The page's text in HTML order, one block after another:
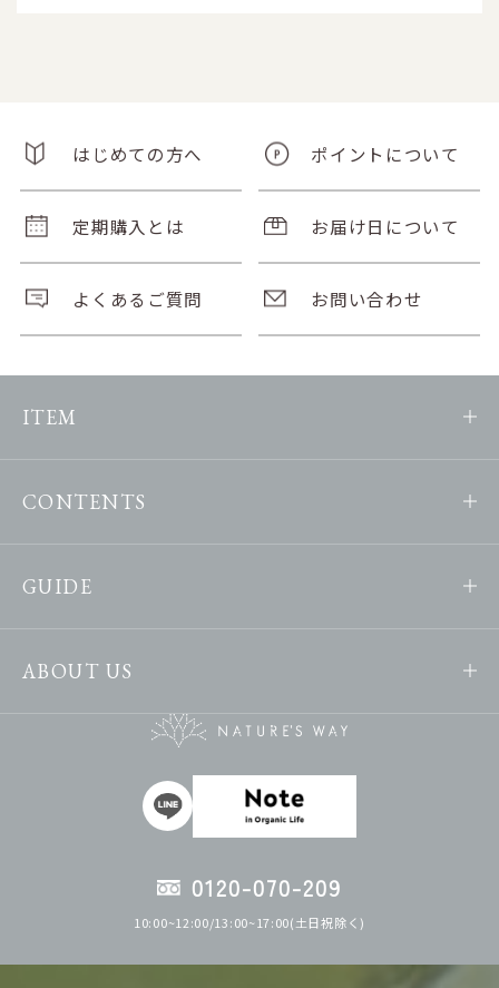
はじめての方へ ポイントについて
定期購入とは お届け日について
よくあるご質問 お問い合わせ
ITEM
CONTENTS
GUIDE
ABOUT US
0120-070-209
10:00~12:00/13:00~17:00(土日祝除く)